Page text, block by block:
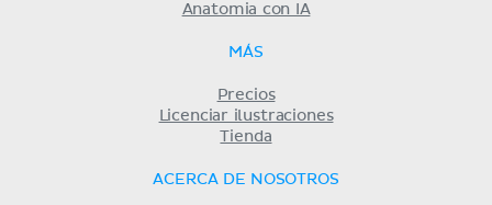
Anatomia con IA
MÁS
Precios
Licenciar ilustraciones
Tienda
ACERCA DE NOSOTROS